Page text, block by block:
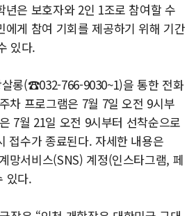
년은 보호자와 2인 1조로 참여할 수
에게 참여 기회를 제공하기 위해 기간
있다.
롱(☎032-766-9030~1)을 통한 전화
차 프로그램은 7월 7일 오전 9시부
7월 21일 오전 9시부터 선착순으로
접수가 종료된다. 자세한 내용은
망서비스(SNS) 계정(인스타그램, 페
있다.